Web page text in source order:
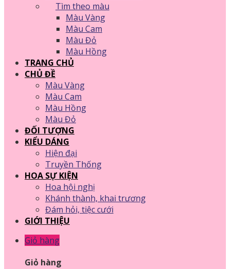
Tìm theo màu
Màu Vàng
Màu Cam
Màu Đỏ
Màu Hồng
TRANG CHỦ
CHỦ ĐỀ
Màu Vàng
Màu Cam
Màu Hồng
Màu Đỏ
ĐỐI TƯỢNG
KIỂU DÁNG
Hiện đại
Truyền Thống
HOA SỰ KIỆN
Hoa hội nghị
Khánh thành, khai trương
Đám hỏi, tiệc cưới
GIỚI THIỆU
Giỏ hàng
Giỏ hàng